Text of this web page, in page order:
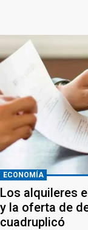
ECONOMÍA
Los alquileres
y la oferta de
cuadruplicó